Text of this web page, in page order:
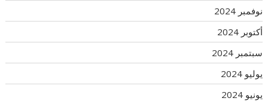
نوفمبر 2024
أكتوبر 2024
سبتمبر 2024
يوليو 2024
يونيو 2024